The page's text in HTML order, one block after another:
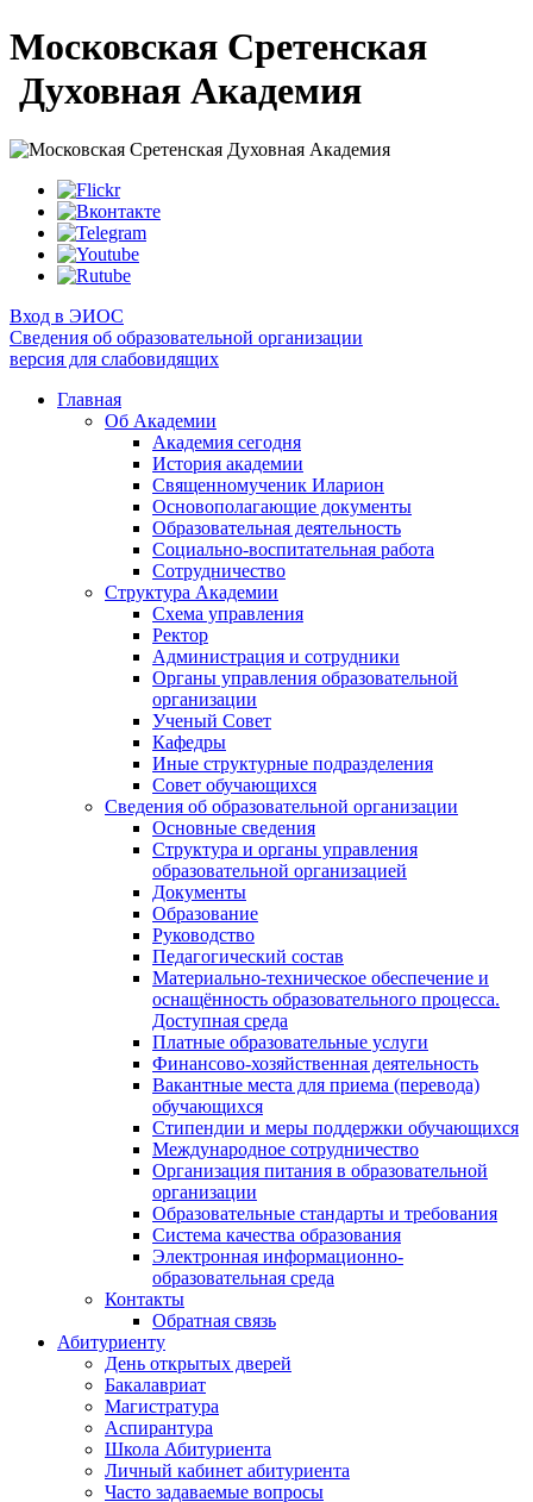
Московская Сретенская
Духовная Академия
Вход в ЭИОС
Сведения об образовательной организации
версия для слабовидящих
Главная
Об Академии
Академия сегодня
История академии
Священномученик Иларион
Основополагающие документы
Образовательная деятельность
Социально-воспитательная работа
Сотрудничество
Структура Академии
Схема управления
Ректор
Администрация и сотрудники
Органы управления образовательной
организации
Ученый Совет
Кафедры
Иные структурные подразделения
Совет обучающихся
Сведения об образовательной организации
Основные сведения
Структура и органы управления
образовательной организацией
Документы
Образование
Руководство
Педагогический состав
Материально-техническое обеспечение и
оснащённость образовательного процесса.
Доступная среда
Платные образовательные услуги
Финансово-хозяйственная деятельность
Вакантные места для приема (перевода)
обучающихся
Стипендии и меры поддержки обучающихся
Международное сотрудничество
Организация питания в образовательной
организации
Образовательные стандарты и требования
Система качества образования
Электронная информационно-
образовательная среда
Контакты
Обратная связь
Абитуриенту
День открытых дверей
Бакалавриат
Магистратура
Аспирантура
Школа Абитуриента
Личный кабинет абитуриента
Часто задаваемые вопросы